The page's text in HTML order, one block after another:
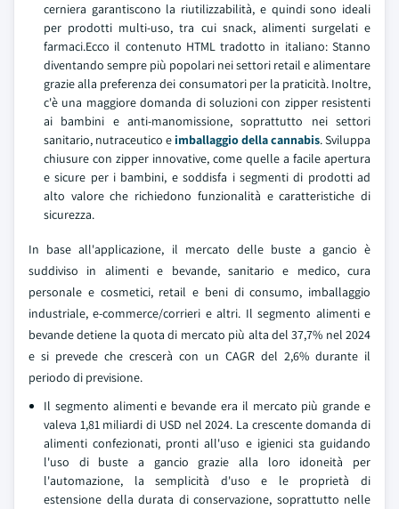
cerniera garantiscono la riutilizzabilità, e quindi sono ideali
per prodotti multi-uso, tra cui snack, alimenti surgelati e
farmaci.Ecco il contenuto HTML tradotto in italiano: Stanno
diventando sempre più popolari nei settori retail e alimentare
grazie alla preferenza dei consumatori per la praticità. Inoltre,
c'è una maggiore domanda di soluzioni con zipper resistenti
ai bambini e anti-manomissione, soprattutto nei settori
sanitario, nutraceutico e imballaggio della cannabis. Sviluppa
chiusure con zipper innovative, come quelle a facile apertura
e sicure per i bambini, e soddisfa i segmenti di prodotti ad
alto valore che richiedono funzionalità e caratteristiche di
sicurezza.
In base all'applicazione, il mercato delle buste a gancio è
suddiviso in alimenti e bevande, sanitario e medico, cura
personale e cosmetici, retail e beni di consumo, imballaggio
industriale, e-commerce/corrieri e altri. Il segmento alimenti e
bevande detiene la quota di mercato più alta del 37,7% nel 2024
e si prevede che crescerà con un CAGR del 2,6% durante il
periodo di previsione.
Il segmento alimenti e bevande era il mercato più grande e
valeva 1,81 miliardi di USD nel 2024. La crescente domanda di
alimenti confezionati, pronti all'uso e igienici sta guidando
l'uso di buste a gancio grazie alla loro idoneità per
l'automazione, la semplicità d'uso e le proprietà di
estensione della durata di conservazione, soprattutto nelle